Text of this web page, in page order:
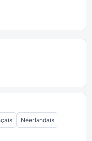
Néerlandais